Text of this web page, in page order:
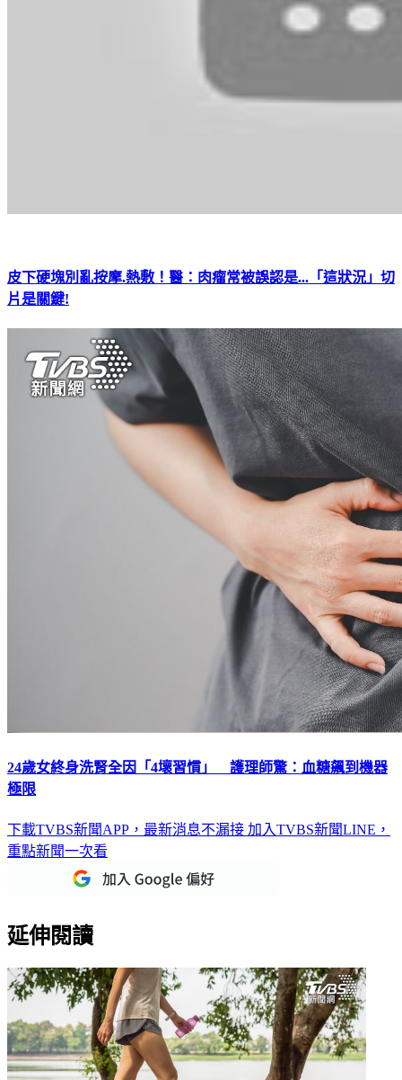
皮下硬塊別亂按摩.熱敷！醫：肉瘤常被誤認是...「這狀況」切
片是關鍵!
24歲女終身洗腎全因「4壞習慣」 護理師驚：血糖飆到機器
極限
下載TVBS新聞APP，最新消息不漏接 加入TVBS新聞LINE，
重點新聞一次看
延伸閱讀